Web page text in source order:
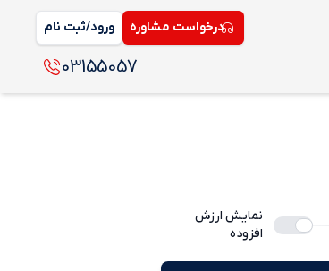
درخواست مشاوره ورود/ثبت نام
03155057
نمایش ارزش
افزوده